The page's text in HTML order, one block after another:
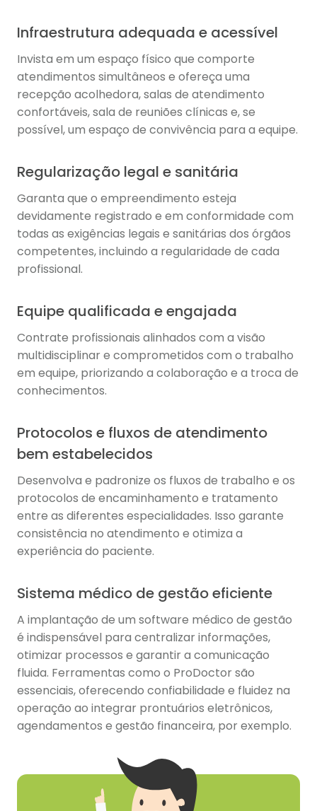
Infraestrutura adequada e acessível
Invista em um espaço físico que comporte
atendimentos simultâneos e ofereça uma
recepção acolhedora, salas de atendimento
confortáveis, sala de reuniões clínicas e, se
possível, um espaço de convivência para a equipe.
Regularização legal e sanitária
Garanta que o empreendimento esteja
devidamente registrado e em conformidade com
todas as exigências legais e sanitárias dos órgãos
competentes, incluindo a regularidade de cada
profissional.
Equipe qualificada e engajada
Contrate profissionais alinhados com a visão
multidisciplinar e comprometidos com o trabalho
em equipe, priorizando a colaboração e a troca de
conhecimentos.
Protocolos e fluxos de atendimento
bem estabelecidos
Desenvolva e padronize os fluxos de trabalho e os
protocolos de encaminhamento e tratamento
entre as diferentes especialidades. Isso garante
consistência no atendimento e otimiza a
experiência do paciente.
Sistema médico de gestão eficiente
A implantação de um software médico de gestão
é indispensável para centralizar informações,
otimizar processos e garantir a comunicação
fluida. Ferramentas como o ProDoctor são
essenciais, oferecendo confiabilidade e fluidez na
operação ao integrar prontuários eletrônicos,
agendamentos e gestão financeira, por exemplo.